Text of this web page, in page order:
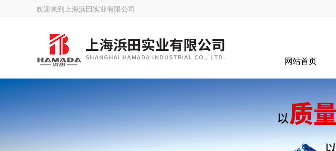
欢迎来到 上海浜田实业有限公司
网站首页